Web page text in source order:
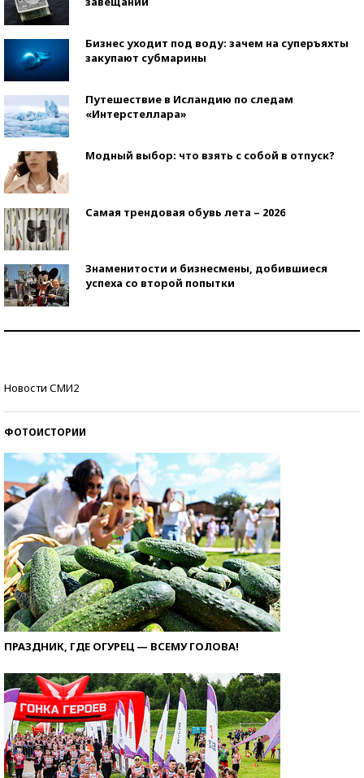
Бизнес уходит под воду: зачем на суперъяхты
закупают субмарины
Путешествие в Исландию по следам
«Интерстеллара»
Модный выбор: что взять с собой в отпуск?
Самая трендовая обувь лета – 2026
Знаменитости и бизнесмены, добившиеся
успеха со второй попытки
Новости СМИ2
ФОТОИСТОРИИ
ПРАЗДНИК, ГДЕ ОГУРЕЦ — ВСЕМУ ГОЛОВА!